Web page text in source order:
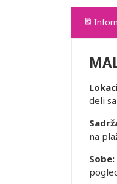
deli
na
Sobe: